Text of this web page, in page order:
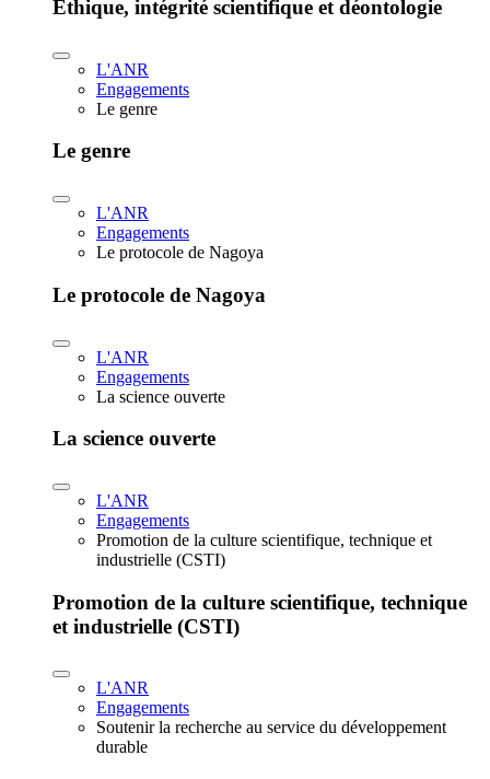
Ethique, intégrité scientifique et déontologie
L'ANR
Engagements
Le genre
Le genre
L'ANR
Engagements
Le protocole de Nagoya
Le protocole de Nagoya
L'ANR
Engagements
La science ouverte
La science ouverte
L'ANR
Engagements
Promotion de la culture scientifique, technique et
industrielle (CSTI)
Promotion de la culture scientifique, technique
et industrielle (CSTI)
L'ANR
Engagements
Soutenir la recherche au service du développement
durable